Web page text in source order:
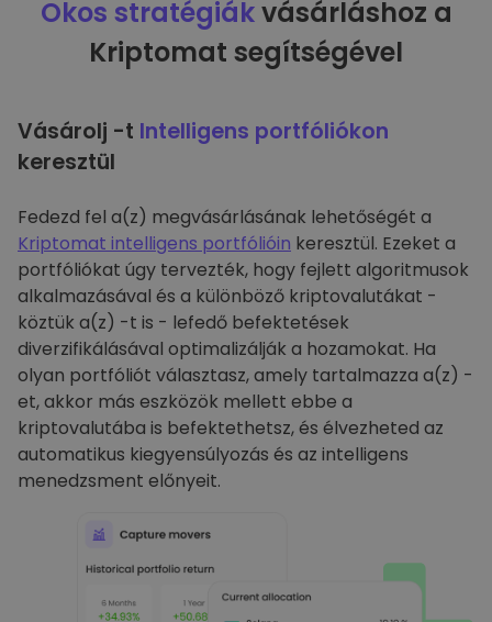
Okos stratégiákvásárláshoz a
Kriptomat segítségével
Vásárolj -t Intelligens portfóliókon
keresztül
Fedezd fel a(z) megvásárlásának lehetőségét a
Kriptomat intelligens portfólióin keresztül. Ezeket a
portfóliókat úgy tervezték, hogy fejlett algoritmusok
alkalmazásával és a különböző kriptovalutákat -
köztük a(z) -t is - lefedő befektetések
diverzifikálásával optimalizálják a hozamokat. Ha
olyan portfóliót választasz, amely tartalmazza a(z) -
et, akkor más eszközök mellett ebbe a
kriptovalutába is befektethetsz, és élvezheted az
automatikus kiegyensúlyozás és az intelligens
menedzsment előnyeit.